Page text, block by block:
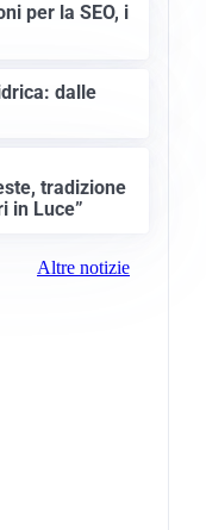
per la SEO, i
dalle
tradizione
in Luce”
Altre notizie